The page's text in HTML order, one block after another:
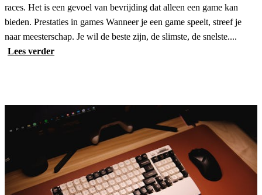
races. Het is een gevoel van bevrijding dat alleen een game kan
bieden. Prestaties in games Wanneer je een game speelt, streef je
naar meesterschap. Je wil de beste zijn, de slimste, de snelste....
Lees verder